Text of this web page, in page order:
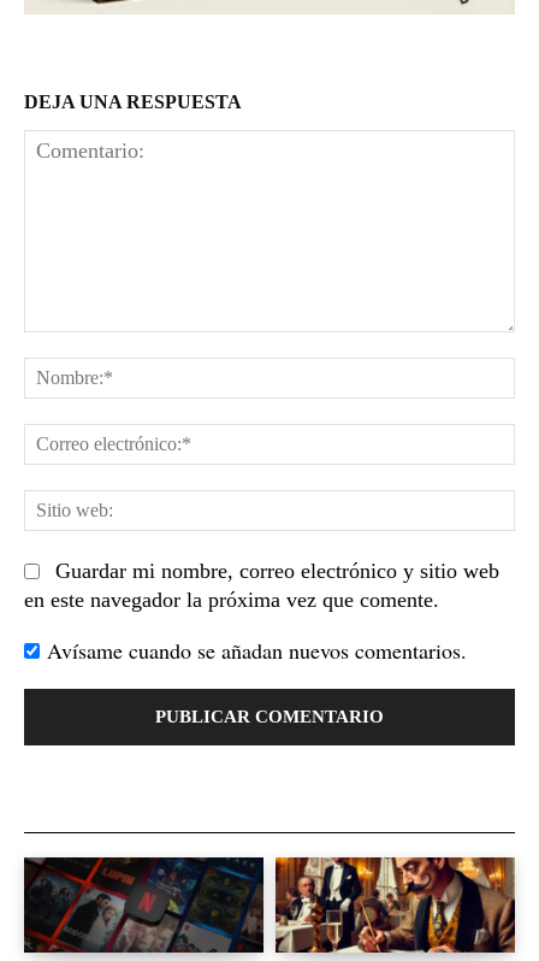
DEJA UNA RESPUESTA
Guardar mi nombre, correo electrónico y sitio web
en este navegador la próxima vez que comente.
Avísame cuando se añadan nuevos comentarios.